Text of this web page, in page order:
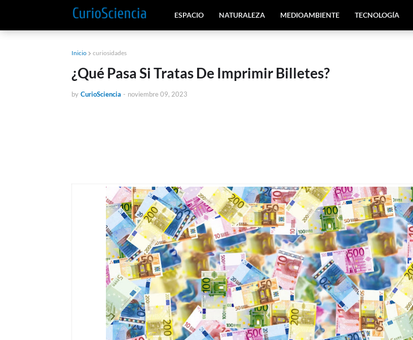
ESPACIO NATURALEZA MEDIOAMBIENTE TECNOLOGÍA
Inicio curiosidades
¿Qué Pasa Si Tratas De Imprimir Billetes?
by CurioSciencia - noviembre 09, 2023